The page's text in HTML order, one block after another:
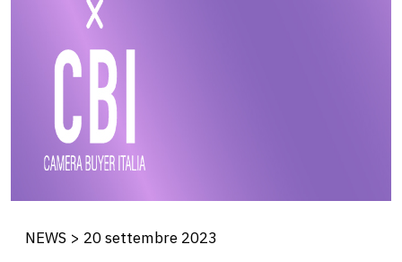
NEWS > 20 settembre 2023